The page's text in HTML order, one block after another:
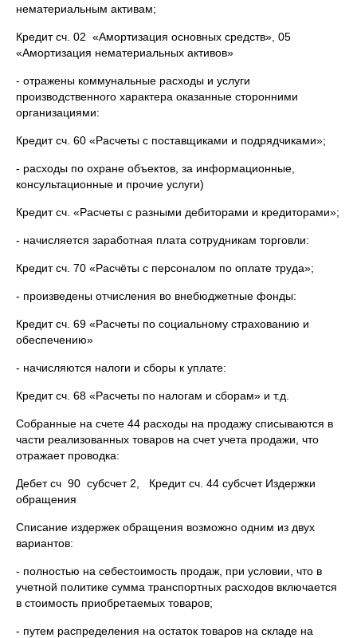
нематериальным активам;
Кредит сч. 02 «Амортизация основных средств», 05
«Амортизация нематериальных активов»
- отражены коммунальные расходы и услуги
производственного характера оказанные сторонними
организациями:
Кредит сч. 60 «Расчеты с поставщиками и подрядчиками»;
- расходы по охране объектов, за информационные,
консультационные и прочие услуги)
Кредит сч. «Расчеты с разными дебиторами и кредиторами»;
- начисляется заработная плата сотрудникам торговли:
Кредит сч. 70 «Расчёты с персоналом по оплате труда»;
- произведены отчисления во внебюджетные фонды:
Кредит сч. 69 «Расчеты по социальному страхованию и
обеспечению»
- начисляются налоги и сборы к уплате:
Кредит сч. 68 «Расчеты по налогам и сборам» и т.д.
Собранные на счете 44 расходы на продажу списываются в
части реализованных товаров на счет учета продажи, что
отражает проводка:
Дебет сч 90 субсчет 2, Кредит сч. 44 субсчет Издержки
обращения
Списание издержек обращения возможно одним из двух
вариантов:
- полностью на себестоимость продаж, при условии, что в
учетной политике сумма транспортных расходов включается
в стоимость приобретаемых товаров;
- путем распределения на остаток товаров на складе на